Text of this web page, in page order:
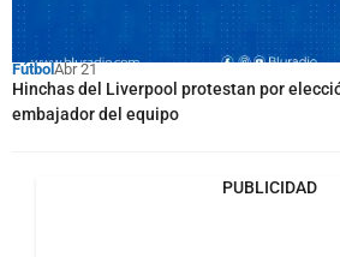
Fútbol Abr 21
Hinchas del Liverpool protestan por
embajador del equipo
PUBLICIDAD